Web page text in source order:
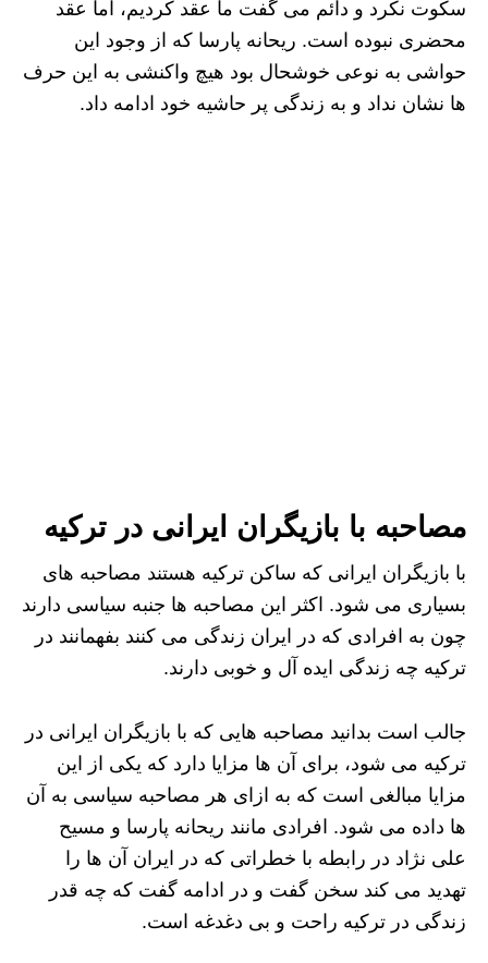
سکوت نکرد و دائم می گفت ما عقد کردیم، اما عقد
محضری نبوده است. ریحانه پارسا که از وجود این
حواشی به نوعی خوشحال بود هیچ واکنشی به این حرف
ها نشان نداد و به زندگی پر حاشیه خود ادامه داد.
مصاحبه با بازیگران ایرانی در ترکیه
با بازیگران ایرانی که ساکن ترکیه هستند مصاحبه های
بسیاری می شود. اکثر این مصاحبه ها جنبه سیاسی دارند
چون به افرادی که در ایران زندگی می کنند بفهمانند در
ترکیه چه زندگی ایده آل و خوبی دارند.
جالب است بدانید مصاحبه هایی که با بازیگران ایرانی در
ترکیه می شود، برای آن ها مزایا دارد که یکی از این
مزایا مبالغی است که به ازای هر مصاحبه سیاسی به آن
ها داده می شود. افرادی مانند ریحانه پارسا و مسیح
علی نژاد در رابطه با خطراتی که در ایران آن ها را
تهدید می کند سخن گفت و در ادامه گفت که چه قدر
زندگی در ترکیه راحت و بی دغدغه است.